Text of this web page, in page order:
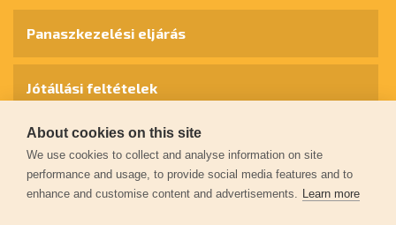
Panaszkezelési eljárás
Jótállási feltételek
Személyes adatok védelme
Kapcsolat
About cookies on this site
We use cookies to collect and analyse information on site
performance and usage, to provide social media features and to
enhance and customise content and advertisements. Learn more